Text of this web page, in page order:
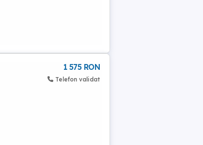
1 575 RON
Telefon validat